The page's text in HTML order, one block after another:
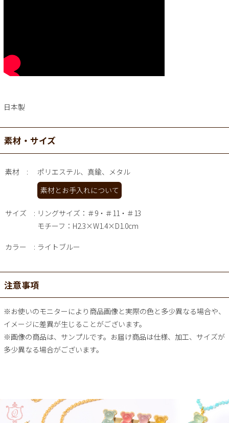
日本製
素材・サイズ
素材
ポリエステル、真鍮、メタル
素材とお手入れについて
サイズ
リングサイズ：＃9・＃11・＃13
モチーフ：H2.3×W1.4×D1.0cm
カラー ライトブルー
注意事項
※お使いのモニターにより商品画像と実際の色と多少異なる場合や、
イメージに差異が生じることがございます。
※画像の商品は、サンプルです。お届け商品は仕様、加工、サイズが
多少異なる場合がございます。